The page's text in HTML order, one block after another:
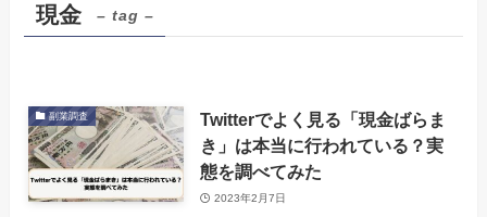
現金 – tag –
副業調査
Twitterでよく見る「現金ばらま
き」は本当に行われている？実
態を調べてみた
2023年2月7日